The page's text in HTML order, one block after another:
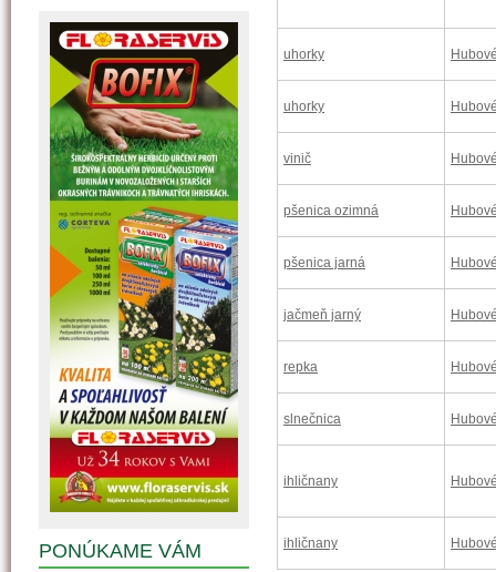
uhorky
uhorky
vinič
pšenica ozimná
pšenica jarná
jačmeň jarný
repka
slnečnica
ihličnany
ihličnany
PONÚKAME VÁM